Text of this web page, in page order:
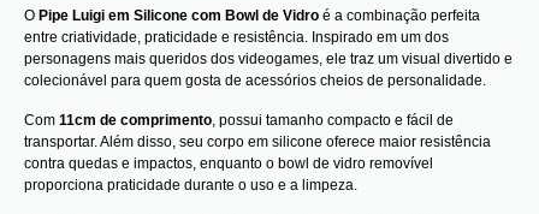
O Pipe Luigi em Silicone com Bowl de Vidro é a combinação perfeita
entre criatividade, praticidade e resistência. Inspirado em um dos
personagens mais queridos dos videogames, ele traz um visual divertido e
colecionável para quem gosta de acessórios cheios de personalidade.
Com 11cm de comprimento , possui tamanho compacto e fácil de
transportar. Além disso, seu corpo em silicone oferece maior resistência
contra quedas e impactos, enquanto o bowl de vidro removível
proporciona praticidade durante o uso e a limpeza.